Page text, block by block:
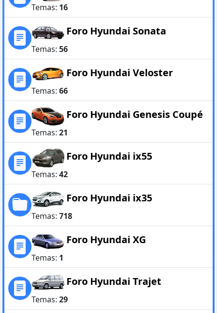
Temas: 16
Foro Hyundai Sonata
Temas: 56
Foro Hyundai Veloster
Temas: 66
Foro Hyundai Genesis Coupé
Temas: 21
Foro Hyundai ix55
Temas: 42
Foro Hyundai ix35
Temas: 718
Foro Hyundai XG
Temas: 1
Foro Hyundai Trajet
Temas: 29